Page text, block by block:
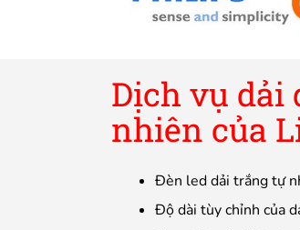
Dịch vụ dải
nhiên của
Đèn led dải trắng tự
Độ dài tùy chỉnh của